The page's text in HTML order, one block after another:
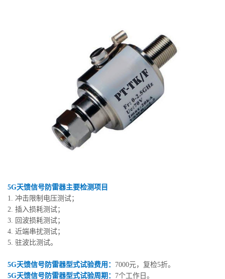
5G天馈信号防雷器主要检测项目
1. 冲击限制电压测试；
2. 插入损耗测试；
3. 回波损耗测试；
4. 近端串扰测试；
5. 驻波比测试。
5G天馈信号防雷器型式试验费用： 7000元，复检5折。
5G天馈信号防雷器型式试验周期： 7个工作日。